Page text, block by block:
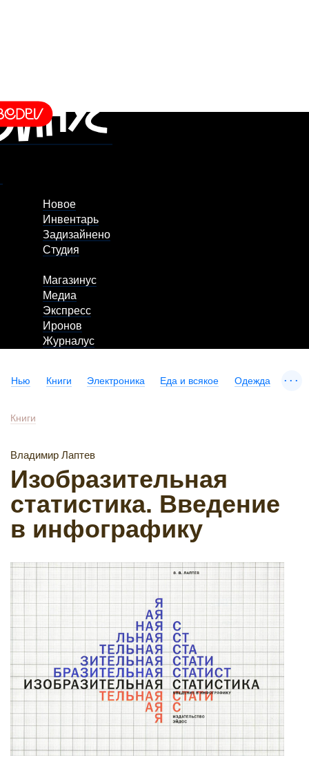
Новое
Инвентарь
Задизайнено
Студия
Магазинус
Медиа
Экспресс
Иронов
Журналус
Нью Книги Электроника Еда и всякое Одежда ...
Книги
Владимир Лаптев
Изобразительная
статистика. Введение
в инфографику